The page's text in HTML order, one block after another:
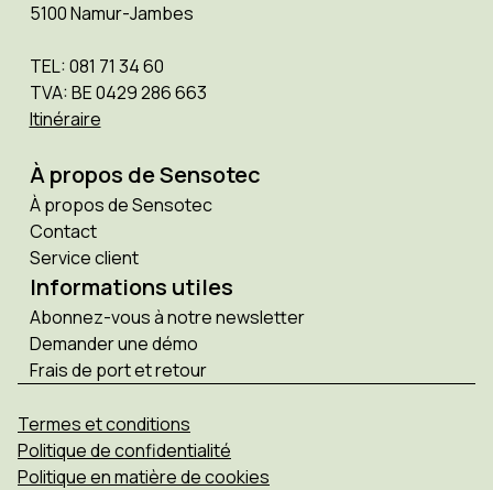
5100 Namur-Jambes
TEL: 081 71 34 60
TVA: BE 0429 286 663
Itinéraire
À propos de Sensotec
À propos de Sensotec
Contact
Service client
Informations utiles
Abonnez-vous à notre newsletter
Demander une démo
Frais de port et retour
Termes et conditions
Politique de confidentialité
Politique en matière de cookies